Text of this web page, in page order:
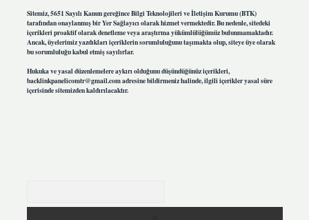
Sitemiz, 5651 Sayılı Kanun gereğince Bilgi Teknolojileri ve İletişim Kurumu (BTK)
tarafından onaylanmış bir Yer Sağlayıcı olarak hizmet vermektedir. Bu nedenle, sitedeki
içerikleri proaktif olarak denetleme veya araştırma yükümlülüğümüz bulunmamaktadır.
Ancak, üyelerimiz yazdıkları içeriklerin sorumluluğunu taşımakta olup, siteye üye olarak
bu sorumluluğu kabul etmiş sayılırlar.
Hukuka ve yasal düzenlemelere aykırı olduğunu düşündüğünüz içerikleri,
backlinkpanelicomtr@gmail.comadresine bildirmeniz halinde, ilgili içerikler yasal süre
içerisinde sitemizden kaldırılacaktır.